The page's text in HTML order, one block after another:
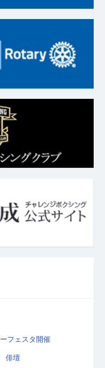
フェスタ開催
俳壇